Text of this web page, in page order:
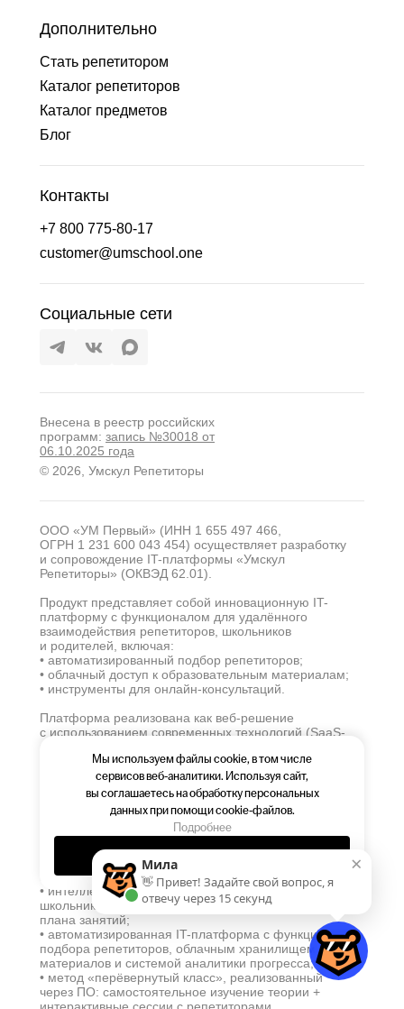
Дополнительно
Стать репетитором
Каталог репетиторов
Каталог предметов
Контакты
Социальные сети
+7 800 775-80-17
customer@umschool.one
Блог
© 2026, Умскул Репетиторы
Внесена в реестр российских
программ: запись №30018 от
06.10.2025 года
ООО «УМ Первый» (ИНН 1 655 497 466,
ОГРН 1 231 600 043 454) осуществляет разработку
и сопровождение IT-платформы «Умскул
Репетиторы» (ОКВЭД 62.01).
Продукт представляет собой инновационную IT-
платформу с функционалом для удалённого
взаимодействия репетиторов, школьников
и родителей, включая:
• автоматизированный подбор репетиторов;
• облачный доступ к образовательным материалам;
• инструменты для онлайн-консультаций.
Платформа реализована как веб-решение
с использованием современных технологий (SaaS-
сосредоточена на совершенствовании программного
обеспечения, включая регулярные обновления
и техническую поддержку системы.
Ключевые особенности продукта:
• программная архитектура на базе Python (Django
REST, Celery), JavaScript/TypeScript (Vue/Nuxt.js)
с интеграцией Redis для обработки данных
в реальном времени;
• интеллектуальный алгоритм для анализа знаний
школьников, прогнозирования пробелов и адаптации
плана занятий;
• автоматизированная IT-платформа с функционалом
подбора репетиторов, облачным хранилищем
материалов и системой аналитики прогресса;
• метод «перёвернутый класс», реализованный
через ПО: самостоятельное изучение теории +
Мы используем файлы cookie, в том числе
сервисов веб-аналитики. Используя сайт,
вы соглашаетесь на обработку персональных
данных при помощи cookie-файлов.
Подробнее
×
Мила
👋 Привет! Задайте свой вопрос, я
отвечу через 15 секунд